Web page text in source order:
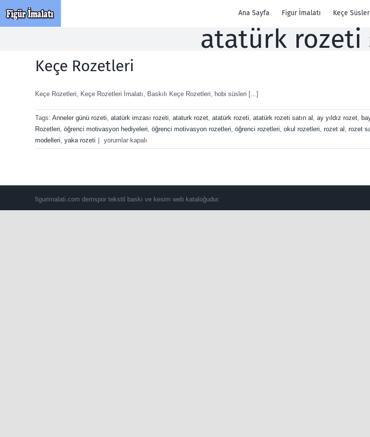
content
Ana Sayfa Figur İmalatı Keçe
atatürk rozeti
Keçe Rozetleri
Keçe Rozetleri, Keçe Rozetleri İmalatı, Baskılı Keçe Rozetleri, hobi süsleri [...]
Tags: Anneler günü rozeti, atatürk imzası rozeti, ataturk rozet, atatürk rozeti, atatürk rozeti satın al , ay yıldız rozet,
Rozetleri, öğrenci motivasyon hediyeleri, öğrenci motivasyon rozetleri, öğrenci rozetleri, okul rozetleri, rozet al , rozet
modelleri, yaka rozeti
Keçe
Rozetleri
yorumlar kapalı
figurimalati.com demspor tekstil baskı ve kesim web kataloğudur.